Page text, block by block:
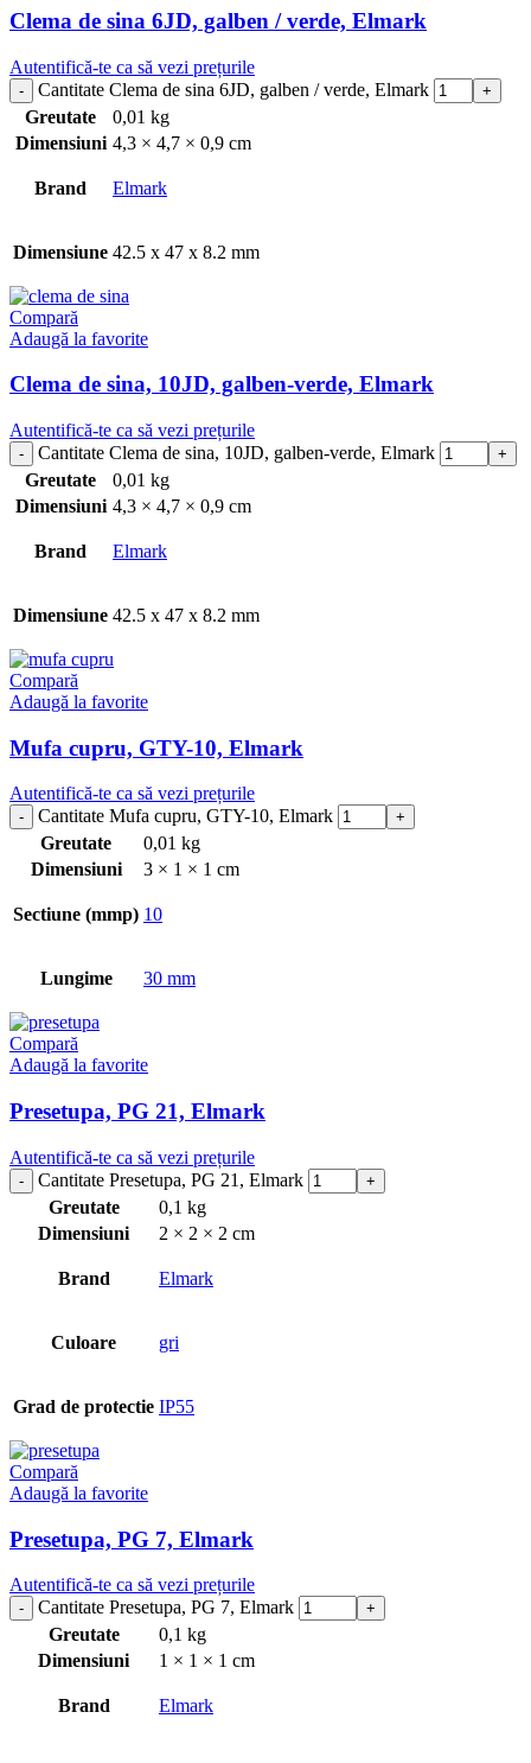
Clema de sina 6JD, galben / verde, Elmark
Autentifică-te ca să vezi prețurile
Cantitate Clema de sina 6JD, galben / verde, Elmark
Greutate
0,01 kg
Dimensiuni 4,3 × 4,7 × 0,9 cm
Brand Elmark
Dimensiune 42.5 x 47 x 8.2 mm
Compară
Adaugă la favorite
Clema de sina, 10JD, galben-verde, Elmark
Autentifică-te ca să vezi prețurile
Cantitate Clema de sina, 10JD, galben-verde, Elmark
Greutate
0,01 kg
Dimensiuni 4,3 × 4,7 × 0,9 cm
Brand Elmark
Dimensiune 42.5 x 47 x 8.2 mm
Compară
Adaugă la favorite
Mufa cupru, GTY-10, Elmark
Autentifică-te ca să vezi prețurile
Cantitate Mufa cupru, GTY-10, Elmark
Greutate
0,01 kg
Dimensiuni
3 × 1 × 1 cm
Sectiune (mmp) 10
Lungime 30 mm
Compară
Adaugă la favorite
Presetupa, PG 21, Elmark
Autentifică-te ca să vezi prețurile
Cantitate Presetupa, PG 21, Elmark
Greutate
0,1 kg
Dimensiuni
2 × 2 × 2 cm
Brand Elmark
Culoare gri
Grad de protectie IP55
Compară
Adaugă la favorite
Presetupa, PG 7, Elmark
Autentifică-te ca să vezi prețurile
Cantitate Presetupa, PG 7, Elmark
Greutate
0,1 kg
Dimensiuni
1 × 1 × 1 cm
Brand Elmark